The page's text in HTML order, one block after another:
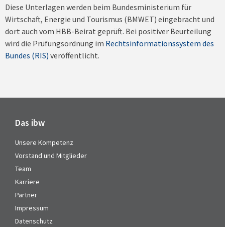
Diese Unterlagen werden beim Bundesministerium für
Wirtschaft, Energie und Tourismus (BMWET) eingebracht und
dort auch vom HBB-Beirat geprüft. Bei positiver Beurteilung
wird die Prüfungsordnung im Rechtsinformationssystem des
Bundes (RIS) veröffentlicht.
Das ibw
Unsere Kompetenz
Vorstand und Mitglieder
Team
Karriere
Partner
Impressum
Datenschutz